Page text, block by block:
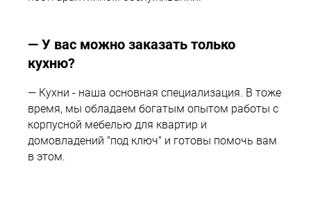
— У вас можно заказать только
кухню?
— Кухни - наша основная специализация. В тоже
время, мы обладаем богатым опытом работы с
корпусной мебелью для квартир и
домовладений "под ключ" и готовы помочь вам
в этом.